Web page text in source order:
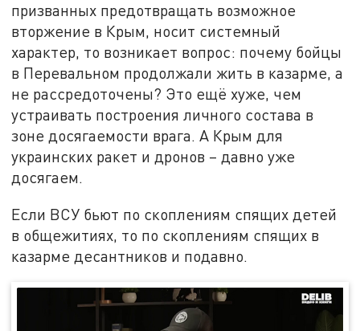
призванных предотвращать возможное
вторжение в Крым, носит системный
характер, то возникает вопрос: почему бойцы
в Перевальном продолжали жить в казарме, а
не рассредоточены? Это ещё хуже, чем
устраивать построения личного состава в
зоне досягаемости врага. А Крым для
украинских ракет и дронов – давно уже
досягаем.
Если ВСУ бьют по скоплениям спящих детей
в общежитиях, то по скоплениям спящих в
казарме десантников и подавно.